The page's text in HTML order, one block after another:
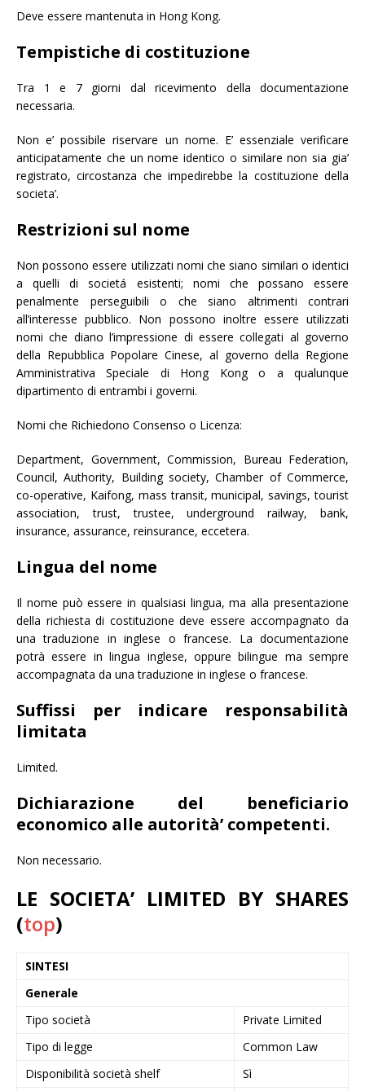
Deve essere mantenuta in Hong Kong.
Tempistiche di costituzione
Tra 1 e 7 giorni dal ricevimento della documentazione
necessaria.
Non e’ possibile riservare un nome. E’ essenziale verificare
anticipatamente che un nome identico o similare non sia gia’
registrato, circostanza che impedirebbe la costituzione della
societa’.
Restrizioni sul nome
Non possono essere utilizzati nomi che siano similari o identici
a quelli di societá esistenti; nomi che possano essere
penalmente perseguibili o che siano altrimenti contrari
all’interesse pubblico. Non possono inoltre essere utilizzati
nomi che diano l’impressione di essere collegati al governo
della Repubblica Popolare Cinese, al governo della Regione
Amministrativa Speciale di Hong Kong o a qualunque
dipartimento di entrambi i governi.
Nomi che Richiedono Consenso o Licenza:
Department, Government, Commission, Bureau Federation,
Council, Authority, Building society, Chamber of Commerce,
co-operative, Kaifong, mass transit, municipal, savings, tourist
association, trust, trustee, underground railway, bank,
insurance, assurance, reinsurance, eccetera.
Lingua del nome
Il nome può essere in qualsiasi lingua, ma alla presentazione
della richiesta di costituzione deve essere accompagnato da
una traduzione in inglese o francese. La documentazione
potrà essere in lingua inglese, oppure bilingue ma sempre
accompagnata da una traduzione in inglese o francese.
Suffissi per indicare responsabilità
limitata
Limited.
Dichiarazione del beneficiario
economico alle autorità’ competenti.
Non necessario.
LE SOCIETA’ LIMITED BY SHARES
(top)
SINTESI
Generale
Tipo società
Private Limited
Tipo di legge
Common Law
Disponibilità società shelf
Sì